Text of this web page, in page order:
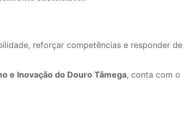
reforçar competências e responder de
e Inovação do Douro Tâmega, conta com o